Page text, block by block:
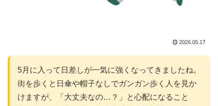
2026.05.17
5月に入って日差しが一気に強くなってきましたね。
街を歩くと日傘や帽子なしでガンガン歩く人を見か
けますが、「大丈夫なの…？」と心配になること